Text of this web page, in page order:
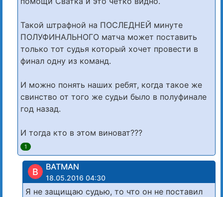
Такой штрафной на ПОСЛЕДНЕЙ минуте
ПОЛУФИНАЛЬНОГО матча может поставить
только тот судья который хочет провести в
финал одну из команд.
И можно понять наших ребят, когда такое же
свинство от того же судьи было в полуфинале
год назад.
И тогда кто в этом виноват???
1
B BATMAN
18.05.2016 04:30
Я не защищаю судью, то что он не поставил